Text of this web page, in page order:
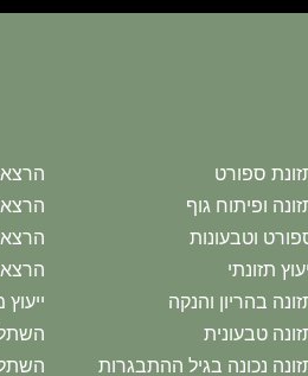
ספורט
ופיתוח גוף
וטבעונות
תזונתי
בהריון והנקה
טבעונית
נכונה בגיל ההתבגרות